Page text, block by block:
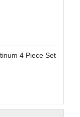
4 Piece Set